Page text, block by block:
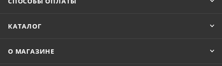
КАТАЛОГ
О МАГАЗИНЕ